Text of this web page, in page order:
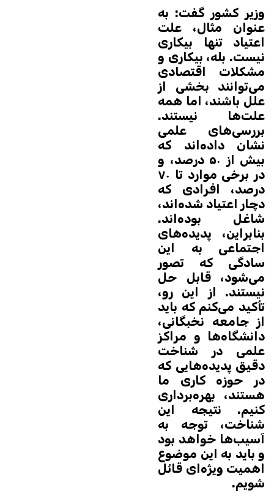
وزیر کشور گفت: به
عنوان مثال، علت
اعتیاد تنها بیکاری
نیست. بله، بیکاری و
مشکلات اقتصادی
می‌توانند بخشی از
علل باشند، اما همه
علت‌ها نیستند.
بررسی‌های علمی
نشان داده‌اند که
بیش از ۵۰ درصد، و
در برخی موارد تا ۷۰
درصد، افرادی که
دچار اعتیاد شده‌اند،
شاغل بوده‌اند.
بنابراین، پدیده‌های
اجتماعی به این
سادگی که تصور
می‌شود، قابل حل
نیستند. از این رو،
تأکید می‌کنم که باید
از جامعه نخبگانی،
دانشگاه‌ها و مراکز
علمی در شناخت
دقیق پدیده‌هایی که
در حوزه کاری ما
هستند، بهره‌برداری
کنیم. نتیجه این
شناخت، توجه به
آسیب‌ها خواهد بود
و باید به این موضوع
اهمیت ویژه‌ای قائل
شویم.